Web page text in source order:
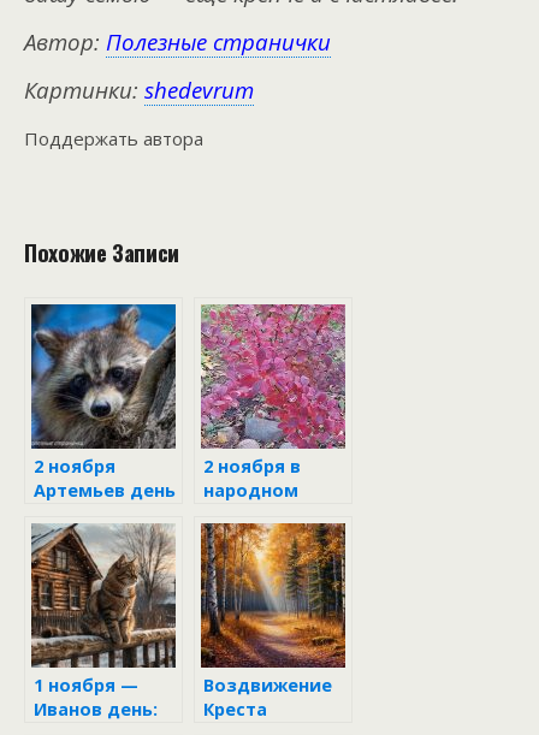
Автор: Полезные странички
Картинки: shedevrum
Поддержать автора
Похожие Записи
2 ноября
Артемьев день
2 ноября в
народном
1 ноября —
Иванов день:
Воздвижение
Креста